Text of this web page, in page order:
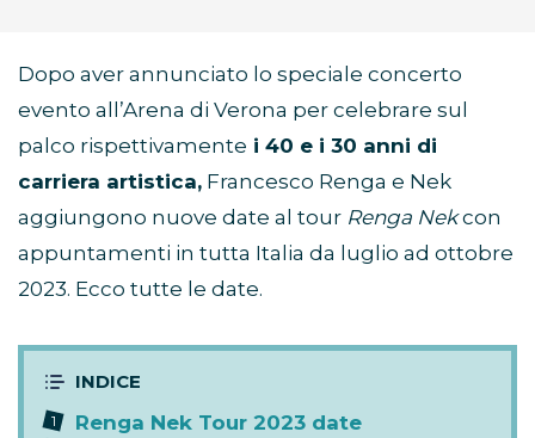
Dopo aver annunciato lo speciale concerto
evento all’Arena di Verona per celebrare sul
palco rispettivamente i 40 e i 30 anni di
carriera artistica, Francesco Renga e Nek
aggiungono nuove date al tour Renga Nekcon
appuntamenti in tutta Italia da luglio ad ottobre
2023. Ecco tutte le date.
Renga Nek Tour 2023 date